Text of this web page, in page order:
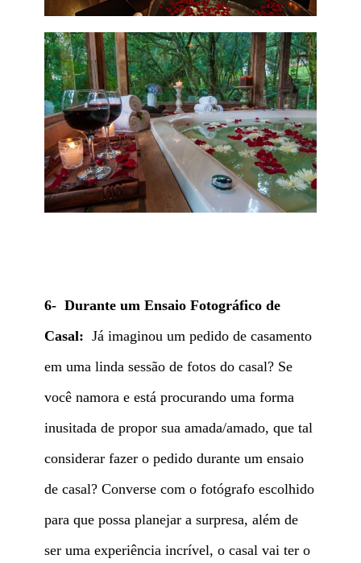
6- Durante um Ensaio Fotográfico de
Casal: Já imaginou um pedido de casamento
em uma linda sessão de fotos do casal? Se
você namora e está procurando uma forma
inusitada de propor sua amada/amado, que tal
considerar fazer o pedido durante um ensaio
de casal? Converse com o fotógrafo escolhido
para que possa planejar a surpresa, além de
ser uma experiência incrível, o casal vai ter o